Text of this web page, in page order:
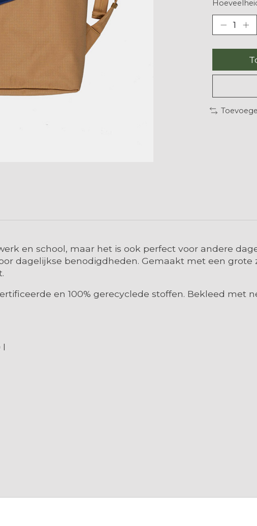
en school, maar het is ook perfect voor andere
dagelijkse benodigdheden. Gemaakt met een
en 100% gerecyclede stoffen. Bekleed met
l